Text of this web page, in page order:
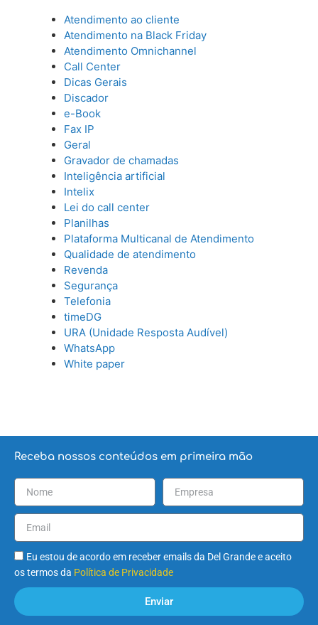
Atendimento ao cliente
Atendimento na Black Friday
Atendimento Omnichannel
Call Center
Dicas Gerais
Discador
e-Book
Fax IP
Geral
Gravador de chamadas
Inteligência artificial
Intelix
Lei do call center
Planilhas
Plataforma Multicanal de Atendimento
Qualidade de atendimento
Revenda
Segurança
Telefonia
timeDG
URA (Unidade Resposta Audível)
WhatsApp
White paper
Receba nossos conteúdos em primeira mão
Eu estou de acordo em receber emails da Del Grande e aceito
os termos da Política de Privacidade
Enviar